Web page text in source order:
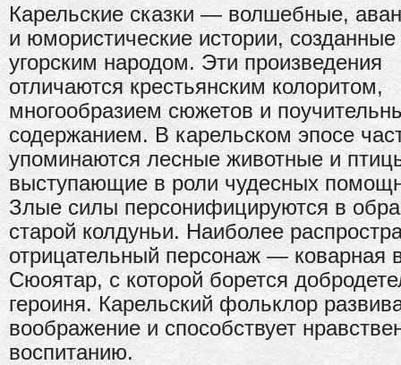
Карельские сказки — волшебные,
и юмористические истории,
угорским народом. Эти произведения
отличаются крестьянским колоритом,
многообразием сюжетов и
содержанием. В карельском эпосе
упоминаются лесные животные и
выступающие в роли чудесных
Злые силы персонифицируются в
старой колдуньи. Наиболее
отрицательный персонаж — коварная
Сюоятар, с которой борется
героиня. Карельский фольклор
воображение и способствует
воспитанию.